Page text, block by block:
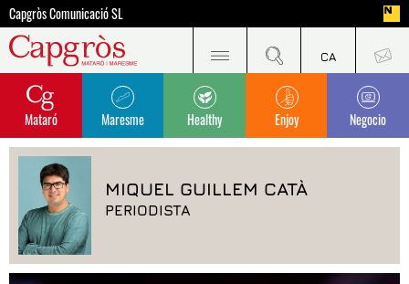
Capgròs Comunicació SL
Mataró Maresme Healthy Enjoy Negocio
MIQUEL GUILLEM CATÀ
PERIODISTA